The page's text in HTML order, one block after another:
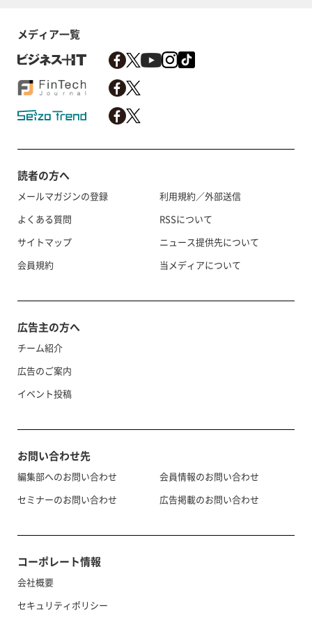
メディア一覧
読者の方へ
メールマガジンの登録
よくある質問
サイトマップ
会員規約
利用規約／外部送信
RSSについて
ニュース提供先について
当メディアについて
広告主の方へ
チーム紹介
広告のご案内
イベント投稿
お問い合わせ先
編集部へのお問い合わせ
セミナーのお問い合わせ
会員情報のお問い合わせ
広告掲載のお問い合わせ
コーポレート情報
会社概要
セキュリティポリシー